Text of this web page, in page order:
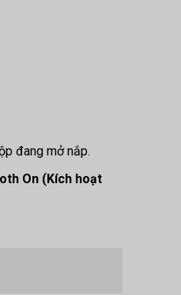
đang mở nắp.
On (Kích hoạt